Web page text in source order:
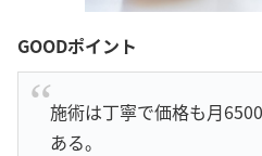
GOODポイント
施術は丁寧で価格も月
ある。